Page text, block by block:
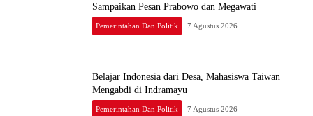
Sampaikan Pesan Prabowo dan Megawati
Pemerintahan Dan Politik 7 Agustus 2026
Belajar Indonesia dari Desa, Mahasiswa Taiwan
Pemerintahan Dan Politik 7 Agustus 2026